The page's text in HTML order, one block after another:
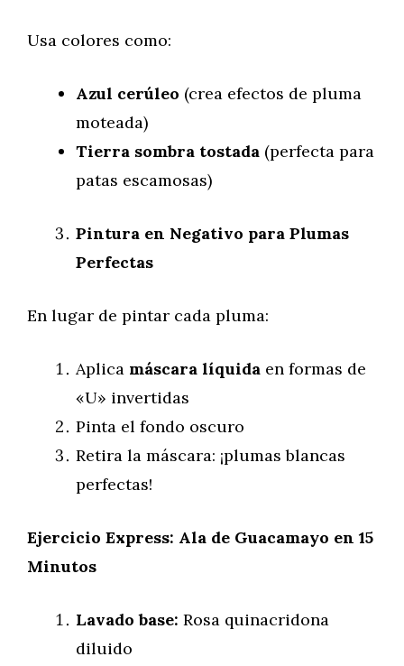
Usa colores como:
Azul cerúleo (crea efectos de pluma
moteada)
Tierra sombra tostada (perfecta para
patas escamosas)
Pintura en Negativo para Plumas
Perfectas
En lugar de pintar cada pluma:
Aplica máscara líquida en formas de
«U» invertidas
Pinta el fondo oscuro
Retira la máscara: ¡plumas blancas
perfectas!
Ejercicio Express: Ala de Guacamayo en 15
Minutos
Lavado base: Rosa quinacridona
diluido